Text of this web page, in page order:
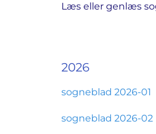
Læs eller genlæs
2026
sogneblad 2026-01
sogneblad 2026-02